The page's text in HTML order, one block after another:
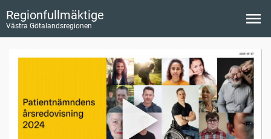
Regionfullmäktige
Västra Götalandsregionen